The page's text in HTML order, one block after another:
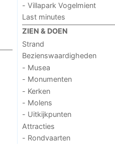
- Villapark Vogelmient
Last minutes
ZIEN & DOEN
Strand
Bezienswaardigheden
- Musea
- Monumenten
- Kerken
- Molens
- Uitkijkpunten
Attracties
- Rondvaarten